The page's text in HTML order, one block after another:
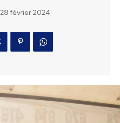
28 février 2024